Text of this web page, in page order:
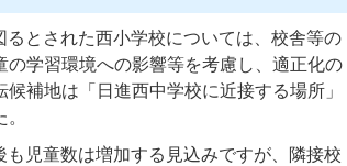
とされた西小学校については、校舎等の
学習環境への影響等を考慮し、適正化の
補地は「日進西中学校に近接する場所」
児童数は増加する見込みですが、隣接校